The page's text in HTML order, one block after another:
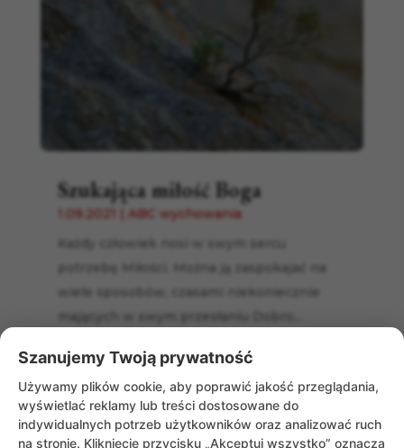
Szukająca miłość Boga
1.09.2021
ABC wychowania
Każdy człowiek nosi w swym sercu
potrzebę Miłości. Można ją zaspokajać na
wiele sposobów, czasami niekoniecznie
mających w swym przesłaniu Dobro...
Szanujemy Twoją prywatność
Używamy plików cookie, aby poprawić jakość przeglądania,
wyświetlać reklamy lub treści dostosowane do
indywidualnych potrzeb użytkowników oraz analizować ruch
na stronie. Kliknięcie przycisku „Akceptuj wszystko” oznacza